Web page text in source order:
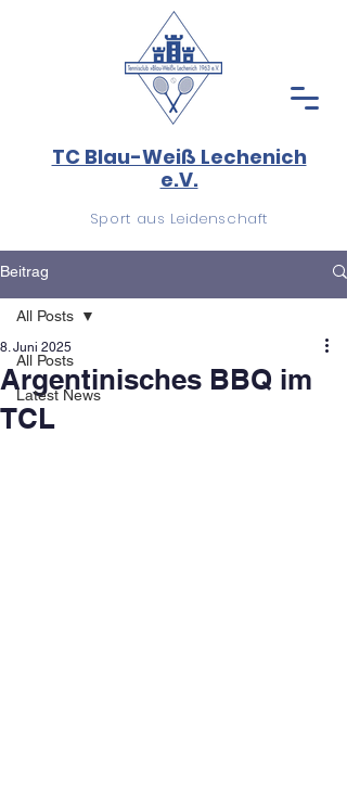
TC Blau-Weiß Lechenich
e.V.
Sport aus Leidenschaft
Beitrag
All Posts
Latest News
All Posts
Argentinisches BBQ im
TCL
8. Juni 2025